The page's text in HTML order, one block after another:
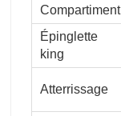
Compartiment
Épinglette
king
Atterrissage